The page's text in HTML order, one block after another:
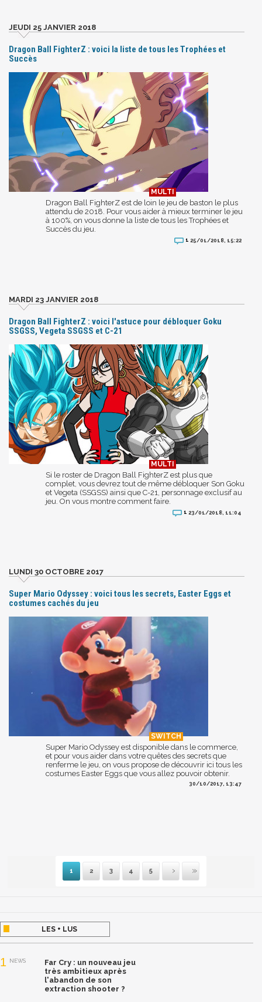
JEUDI 25 JANVIER 2018
Dragon Ball FighterZ : voici la liste de tous les Trophées et
Succès
Dragon Ball FighterZ est de loin le jeu de baston le plus
attendu de 2018. Pour vous aider à mieux terminer le jeu
à 100%, on vous donne la liste de tous les Trophées et
Succès du jeu.
1 25/01/2018, 15:22
MARDI 23 JANVIER 2018
Dragon Ball FighterZ : voici l'astuce pour débloquer Goku
SSGSS, Vegeta SSGSS et C-21
Si le roster de Dragon Ball FighterZ est plus que
complet, vous devrez tout de même débloquer Son Goku
et Vegeta (SSGSS) ainsi que C-21, personnage exclusif au
jeu. On vous montre comment faire.
1 23/01/2018, 11:04
LUNDI 30 OCTOBRE 2017
Super Mario Odyssey : voici tous les secrets, Easter Eggs et
costumes cachés du jeu
Super Mario Odyssey est disponible dans le commerce,
et pour vous aider dans votre quêtes des secrets que
renferme le jeu, on vous propose de découvrir ici tous les
costumes Easter Eggs que vous allez pouvoir obtenir.
30/10/2017, 13:47
1 2 3 4 5
Suivante
Dernière
LES + LUS
1 NEWS
Far Cry : un nouveau jeu
très ambitieux après
l'abandon de son
extraction shooter ?